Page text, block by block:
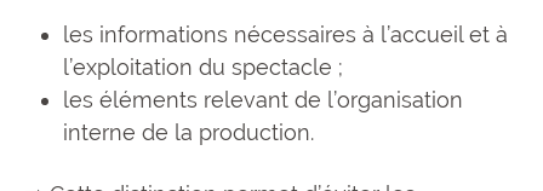
les informations nécessaires à l’accueil et à
l’exploitation du spectacle ;
les éléments relevant de l’organisation
interne de la production.